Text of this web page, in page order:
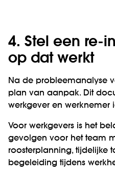
4. Stel een re-
op dat werkt
Na de probleemanalyse
plan van aanpak. Dit
werkgever en werknemer
Voor werkgevers is het
gevolgen voor het team
roosterplanning, tijdelijke
begeleiding tijdens